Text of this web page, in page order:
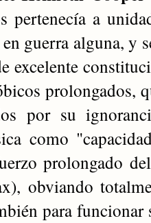
pertenecía a
guerra alguna, y
excelente
prolongados,
por su
como
prolongado
obviando
para